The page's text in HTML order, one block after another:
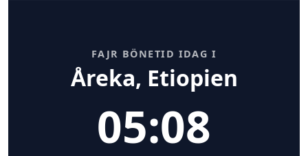
FAJR BÖNETID IDAG I
Åreka, Etiopien
05:08